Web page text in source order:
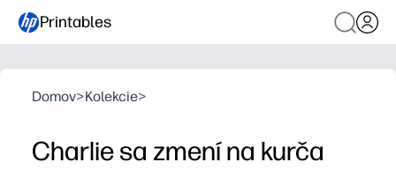
Printables
Domov>Kolekcie>
Charlie sa zmení na kurča